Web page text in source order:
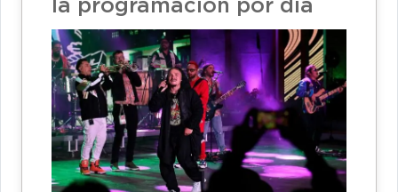
la programación por día